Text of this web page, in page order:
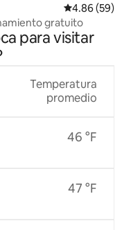
Calificación
4.86 (59)
gratuito
para visitar
Temperatura
promedio
46 °F
47 °F